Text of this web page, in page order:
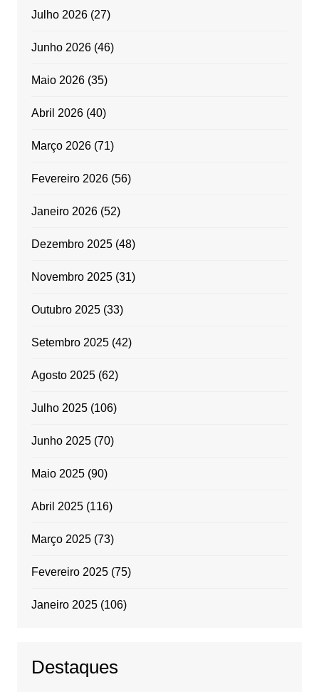
Julho 2026(27)
Junho 2026(46)
Maio 2026(35)
Abril 2026(40)
Março 2026(71)
Fevereiro 2026(56)
Janeiro 2026(52)
Dezembro 2025(48)
Novembro 2025(31)
Outubro 2025(33)
Setembro 2025(42)
Agosto 2025(62)
Julho 2025(106)
Junho 2025(70)
Maio 2025(90)
Abril 2025(116)
Março 2025(73)
Fevereiro 2025(75)
Janeiro 2025(106)
Destaques